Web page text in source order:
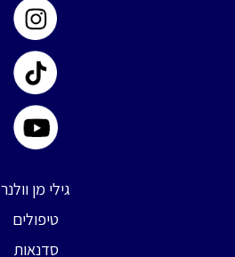
גילי מן וולנר
טיפולים
סדנאות